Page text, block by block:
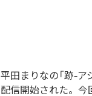
平田まりなの「跡-ア
配信開始された。今